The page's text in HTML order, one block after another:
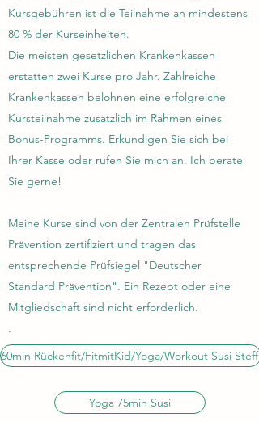
Personal Training
Kursgebühren ist die Teilnahme an mindestens
80 % der Kurseinheiten.
Die meisten gesetzlichen Krankenkassen
erstatten zwei Kurse pro Jahr. Zahlreiche
Krankenkassen belohnen eine erfolgreiche
Kursteilnahme zusätzlich im Rahmen eines
Bonus-Programms. Erkundigen Sie sich bei
Ihrer Kasse oder rufen Sie mich an. Ich berate
Sie gerne!
Meine Kurse sind von der Zentralen Prüfstelle
Prävention zertifiziert und tragen das
entsprechende Prüfsiegel "Deutscher
Standard Prävention". Ein Rezept oder eine
Mitgliedschaft sind nicht erforderlich.
.
60min Rückenfit/FitmitKid/Yoga/Workout Susi Steffi
Yoga 75min Susi